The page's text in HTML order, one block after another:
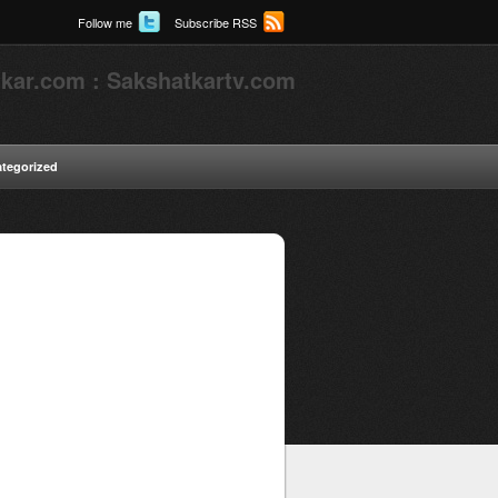
Follow me Subscribe RSS
: Sakshatkartv.com